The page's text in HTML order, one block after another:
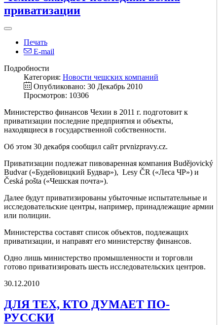
приватизации
Печать
E-mail
Подробности
Категория: Новости чешских компаний
Опубликовано: 30 Декабрь 2010
Просмотров: 10306
Министерство финансов Чехии в 2011 г. подготовит к
приватизации последние предприятия и объекты,
находящиеся в государственной собственности.
Об этом 30 декабря сообщил сайт prvnizpravy.cz.
Приватизации подлежат пивоваренная компания Budějovický
Budvar («Будейовицкий Будвар»), Lesy ČR («Леса ЧР») и
Česká pošta («Чешская почта»).
Далее будут приватизированы убыточные испытательные и
исследовательские центры, например, принадлежащие армии
или полиции.
Министерства составят список объектов, подлежащих
приватизации, и направят его министерству финансов.
Одно лишь министерство промышленности и торговли
готово приватизировать шесть исследовательских центров.
30.12.2010
ДЛЯ ТЕХ, КТО ДУМАЕТ ПО-
РУССКИ